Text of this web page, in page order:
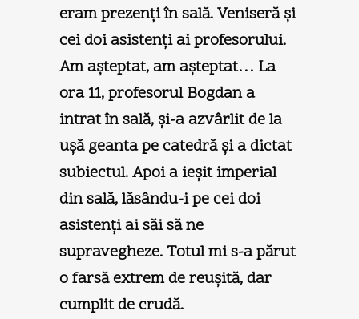
eram prezenţi în sală. Veniseră şi
cei doi asistenţi ai profesorului.
Am aşteptat, am aşteptat… La
ora 11, profesorul Bogdan a
intrat în sală, şi-a azvârlit de la
uşă geanta pe catedră şi a dictat
subiectul. Apoi a ieşit imperial
din sală, lăsându-i pe cei doi
asistenţi ai săi să ne
supravegheze. Totul mi s-a părut
o farsă extrem de reuşită, dar
cumplit de crudă.